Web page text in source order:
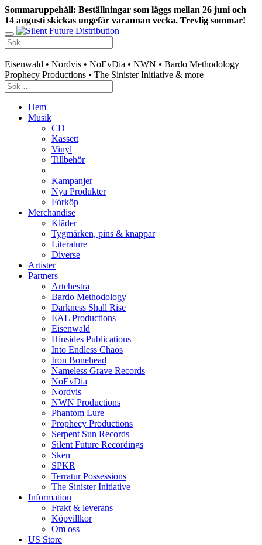
Sommaruppehåll: Beställningar som läggs mellan 26 juni och
14 augusti skickas ungefär varannan vecka. Trevlig sommar!
Eisenwald • Nordvis • NoEvDia • NWN • Bardo Methodology
Prophecy Productions • The Sinister Initiative & more
Hem
Musik
CD
Kassett
Vinyl
Tillbehör
Kampanjer
Nya Produkter
Förköp
Merchandise
Kläder
Tygmärken, pins & knappar
Literature
Diverse
Artister
Partners
Artchestra
Bardo Methodology
Darkness Shall Rise
EAL Productions
Eisenwald
Hinsides Publications
Into Endless Chaos
Iron Bonehead
Nameless Grave Records
NoEvDia
Nordvis
NWN Productions
Phantom Lure
Prophecy Productions
Serpent Sun Records
Silent Future Recordings
Sken
SPKR
Terratur Possessions
The Sinister Initiative
Information
Frakt & leverans
Köpvillkor
Om oss
US Store